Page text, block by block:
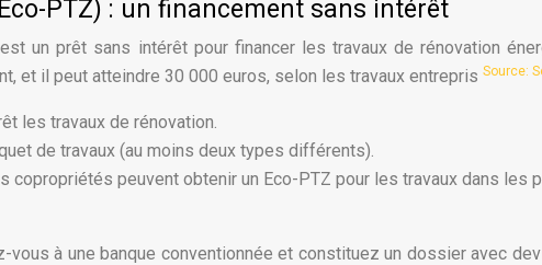
PTZ) : un financement sans intérêt
un prêt sans intérêt pour financer les travaux de rénovation
et il peut atteindre 30 000 euros, selon les travaux entrepris Source:
les travaux de rénovation.
de travaux (au moins deux types différents).
copropriétés peuvent obtenir un Eco-PTZ pour les travaux dans les
vous à une banque conventionnée et constituez un dossier avec